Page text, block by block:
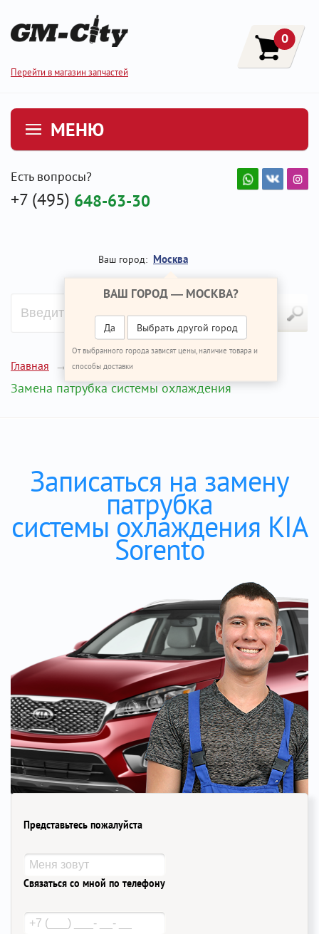
Перейти в магазин запчастей
0
МЕНЮ
Есть вопросы?
+7 (495) 648-63-30
Ваш город: Москва
ВАШ ГОРОД — МОСКВА?
Да Выбрать другой город
От выбранного города зависят цены, наличие товара и
способы доставки
Главная Ремонт КИА Соренто
Замена патрубка системы охлаждения
Записаться на замену
патрубка
системы охлаждения KIA
Sorento
Представьтесь пожалуйста
Связаться со мной по телефону